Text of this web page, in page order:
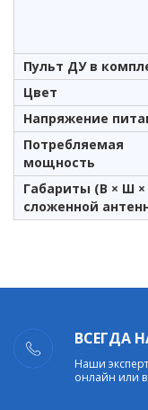
Пульт ДУ в
Цвет
Напряжение
Потребляемая
мощность
Габариты (В × Ш ×
сложенной
ВСЕГДА
Наши
онлайн или